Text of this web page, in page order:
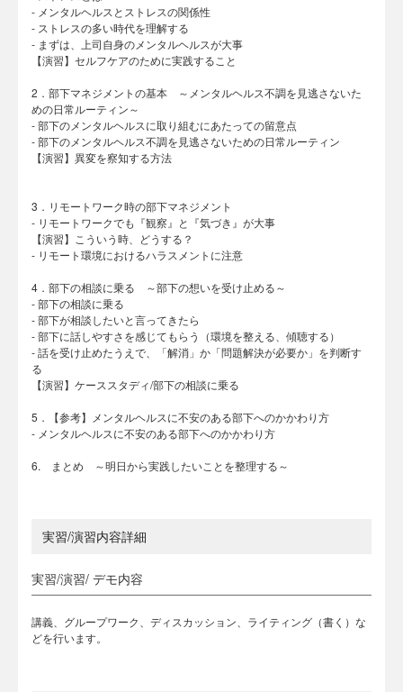
- メンタルヘルスとストレスの関係性
- ストレスの多い時代を理解する
- まずは、上司自身のメンタルヘルスが大事
【演習】セルフケアのために実践すること
2．部下マネジメントの基本 ～メンタルヘルス不調を見逃さないた
めの日常ルーティン～
- 部下のメンタルヘルスに取り組むにあたっての留意点
- 部下のメンタルヘルス不調を見逃さないための日常ルーティン
【演習】異変を察知する方法
3．リモートワーク時の部下マネジメント
- リモートワークでも『観察』と『気づき』が大事
【演習】こういう時、どうする？
- リモート環境におけるハラスメントに注意
4．部下の相談に乗る ～部下の想いを受け止める～
- 部下の相談に乗る
- 部下が相談したいと言ってきたら
- 部下に話しやすさを感じてもらう（環境を整える、傾聴する）
- 話を受け止めたうえで、「解消」か「問題解決が必要か」を判断す
る
【演習】ケーススタディ/部下の相談に乗る
5．【参考】メンタルヘルスに不安のある部下へのかかわり方
- メンタルヘルスに不安のある部下へのかかわり方
6. まとめ ～明日から実践したいことを整理する～
実習/演習内容詳細
実習/演習/ デモ内容
講義、グループワーク、ディスカッション、ライティング（書く）な
どを行います。